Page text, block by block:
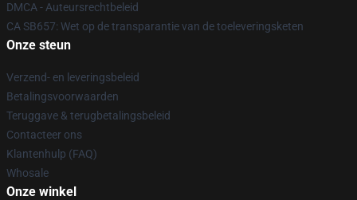
DMCA - Auteursrechtbeleid
CA SB657: Wet op de transparantie van de toeleveringsketen
Onze steun
Verzend- en leveringsbeleid
Betalingsvoorwaarden
Teruggave & terugbetalingsbeleid
Contacteer ons
Klantenhulp (FAQ)
Whosale
Onze winkel